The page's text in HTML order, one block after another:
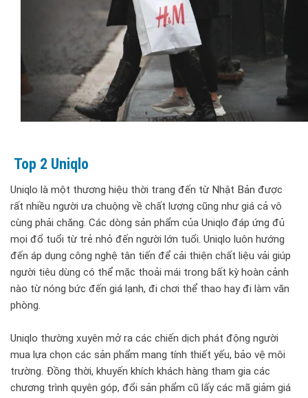
Top 2 Uniqlo
Uniqlo là một thương hiệu thời trang đến từ Nhật Bản được
rất nhiều người ưa chuộng về chất lượng cũng như giá cả vô
cùng phải chăng. Các dòng sản phẩm của Uniqlo đáp ứng đủ
mọi đổ tuổi từ trẻ nhỏ đến người lớn tuổi. Uniqlo luôn hướng
đến áp dụng công nghệ tân tiến để cải thiện chất liệu vải giúp
người tiêu dùng có thể mặc thoải mái trong bất kỳ hoàn cảnh
nào từ nóng bức đến giá lạnh, đi chơi thể thao hay đi làm văn
phòng.
Uniqlo thường xuyên mở ra các chiến dịch phát động người
mua lựa chọn các sản phẩm mang tính thiết yếu, bảo vệ môi
trường. Đồng thời, khuyến khích khách hàng tham gia các
chương trình quyên góp, đổi sản phẩm cũ lấy các mã giảm giá